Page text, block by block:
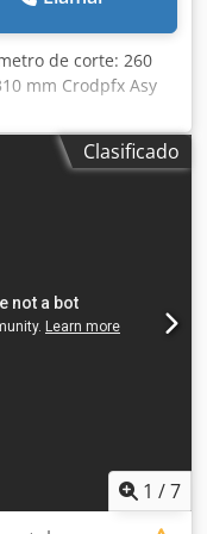
de corte: 260
mm Crodpfx Asy
27 mm Capacidad
de corte a 90°
la cinta: 17 - 110
Potencia total
1000 kg
Clasificado
1 /7